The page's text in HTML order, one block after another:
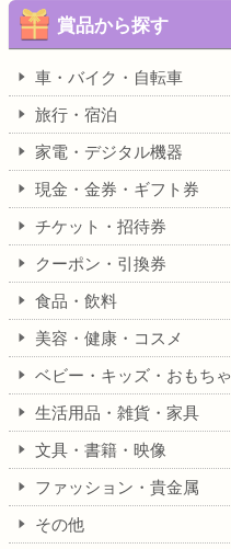
賞品から探す
車・バイク・自転車
旅行・宿泊
家電・デジタル機器
現金・金券・ギフト券
チケット・招待券
クーポン・引換券
食品・飲料
美容・健康・コスメ
ベビー・キッズ・おもちゃ
生活用品・雑貨・家具
文具・書籍・映像
ファッション・貴金属
その他